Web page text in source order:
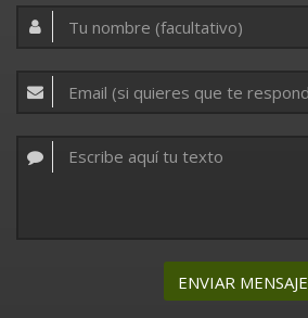
ENVIAR MENSAJE